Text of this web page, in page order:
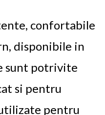
confortabile
disponibile in
sunt potrivite
si pentru
pentru